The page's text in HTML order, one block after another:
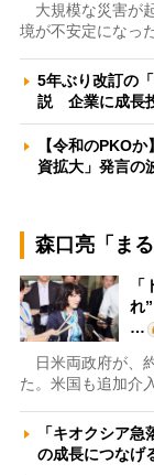
大規模な災害が
境が不安定になっ
5年ぶり改訂の
説 企業に成長
【令和のPKO
資拡大」発言
森口亮「ま
れ
…
日米両政府が、
た。米国も追加介
「キオクシア
の成長につな